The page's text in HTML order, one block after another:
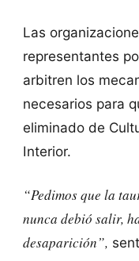
Las
representantes
arbitren los
necesarios para
eliminado de
Interior.
“Pedimos que la
nunca debió salir,
desaparición”,